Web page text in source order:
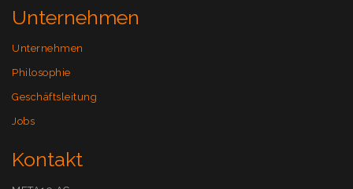
Unternehmen
Unternehmen
Philosophie
Geschäftsleitung
Jobs
Kontakt